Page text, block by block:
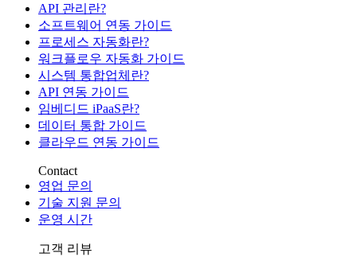
API 관리란?
소프트웨어 연동 가이드
프로세스 자동화란?
워크플로우 자동화 가이드
시스템 통합업체란?
API 연동 가이드
임베디드 iPaaS란?
데이터 통합 가이드
클라우드 연동 가이드
Contact
영업 문의
기술 지원 문의
운영 시간
고객 리뷰